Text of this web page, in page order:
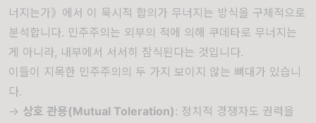
너지는가》에서 이 묵시적 합의가 무너지는 방식을 구체적으로
분석합니다. 민주주의는 외부의 적에 의해 쿠데타로 무너지는
게 아니라, 내부에서 서서히 잠식된다는 것입니다.
이들이 지목한 민주주의의 두 가지 보이지 않는 뼈대가 있습니
다.
→ 상호 관용(Mutual Toleration): 정치적 경쟁자도 권력을